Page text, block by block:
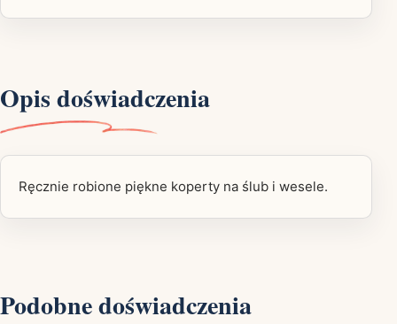
Opis doświadczenia
Ręcznie robione piękne koperty na ślub i wesele.
Podobne doświadczenia